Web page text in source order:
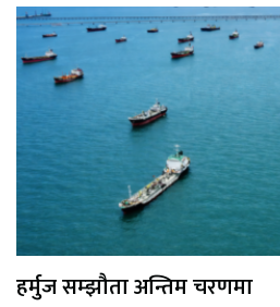
हर्मुज सम्झौता अन्तिम चरणमा